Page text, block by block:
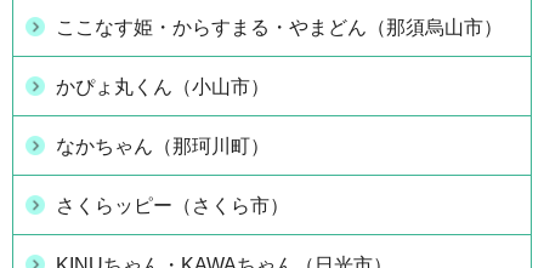
ここなす姫・からすまる・やまどん（那須烏山市）
かぴょ丸くん（小山市）
なかちゃん（那珂川町）
さくらッピー（さくら市）